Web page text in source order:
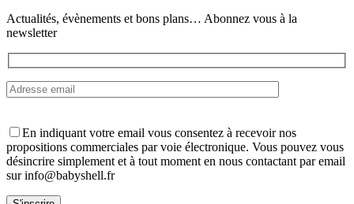
page
du
Actualités, évènements et bons plans… Abonnez vous à la
newsletter
En indiquant votre email vous consentez à recevoir nos
propositions commerciales par voie électronique. Vous pouvez vous
désincrire simplement et à tout moment en nous contactant par email
sur info@babyshell.fr